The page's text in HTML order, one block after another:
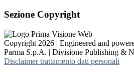
Sezione Copyright
Copyright 2026 | Engineered and
Parma S.p.A. | Divisione Publishing &
Disclaimer trattamento dati personali